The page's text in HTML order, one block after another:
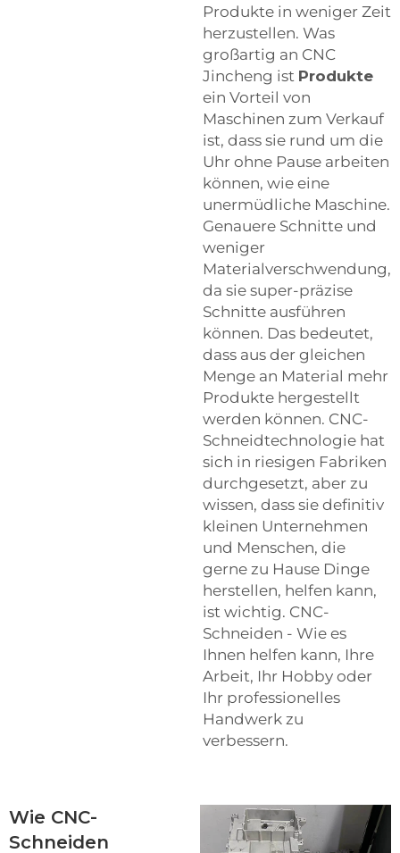
Produkte in weniger Zeit
herzustellen. Was
großartig an CNC
Jincheng ist Produkte
ein Vorteil von
Maschinen zum Verkauf
ist, dass sie rund um die
Uhr ohne Pause arbeiten
können, wie eine
unermüdliche Maschine.
Genauere Schnitte und
weniger
Materialverschwendung,
da sie super-präzise
Schnitte ausführen
können. Das bedeutet,
dass aus der gleichen
Menge an Material mehr
Produkte hergestellt
werden können. CNC-
Schneidtechnologie hat
sich in riesigen Fabriken
durchgesetzt, aber zu
wissen, dass sie definitiv
kleinen Unternehmen
und Menschen, die
gerne zu Hause Dinge
herstellen, helfen kann,
ist wichtig. CNC-
Schneiden - Wie es
Ihnen helfen kann, Ihre
Arbeit, Ihr Hobby oder
Ihr professionelles
Handwerk zu
verbessern.
Wie CNC-
Schneiden